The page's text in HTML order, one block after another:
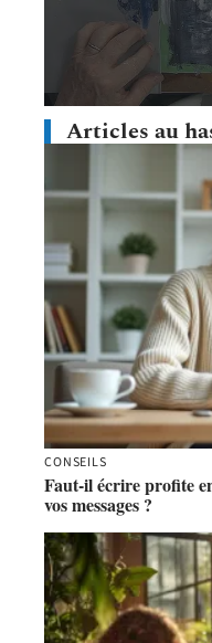
Articles au
CONSEILS
Faut-il écrire profite
vos messages ?